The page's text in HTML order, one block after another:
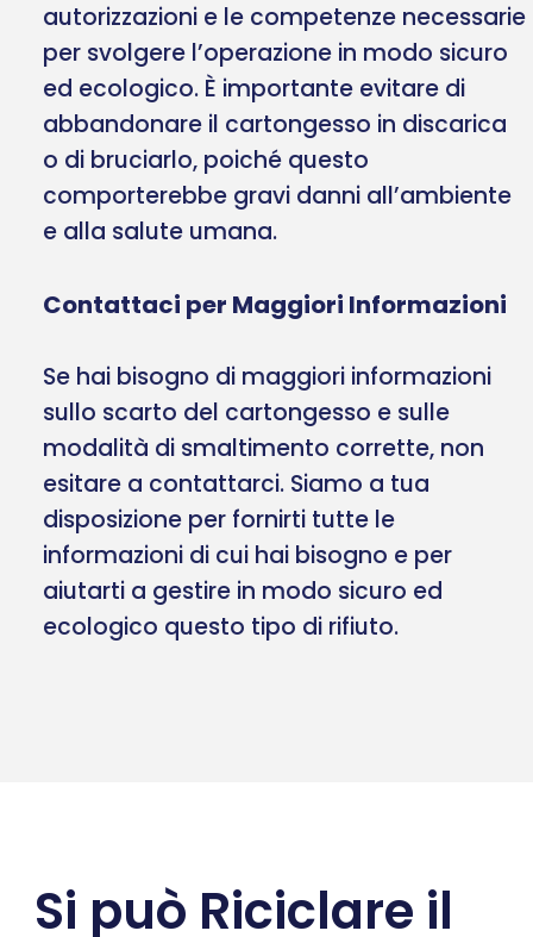
autorizzazioni e le competenze necessarie
per svolgere l’operazione in modo sicuro
ed ecologico. È importante evitare di
abbandonare il cartongesso in discarica
o di bruciarlo, poiché questo
comporterebbe gravi danni all’ambiente
e alla salute umana.
Contattaci per Maggiori Informazioni
Se hai bisogno di maggiori informazioni
sullo scarto del cartongesso e sulle
modalità di smaltimento corrette, non
esitare a contattarci. Siamo a tua
disposizione per fornirti tutte le
informazioni di cui hai bisogno e per
aiutarti a gestire in modo sicuro ed
ecologico questo tipo di rifiuto.
Si può Riciclare il